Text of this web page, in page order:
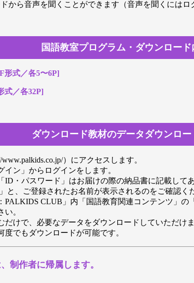
から音声を聞くことができます（音声を聞くにはロ
国語教室プログラム・ダウンロード
形式／各5〜6P]
式／各32P]
ダウンロード教材のデータダウンロー
）にアクセスします。
ン」からログインをします。
・パスワード」はお届けの際の納品書に記載してあ
、ご登録されたお名前が表示されるのをご確認く
CLUB」内「国語教育関連コンテンツ」の
。
けで、必要なデータをダウンロードしていただけま
でもダウンロードが可能です。
制作者に帰属します。